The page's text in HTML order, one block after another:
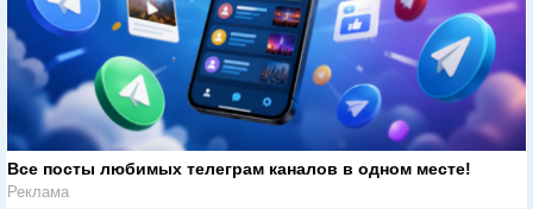
Все посты любимых телеграм каналов в одном месте!
Реклама